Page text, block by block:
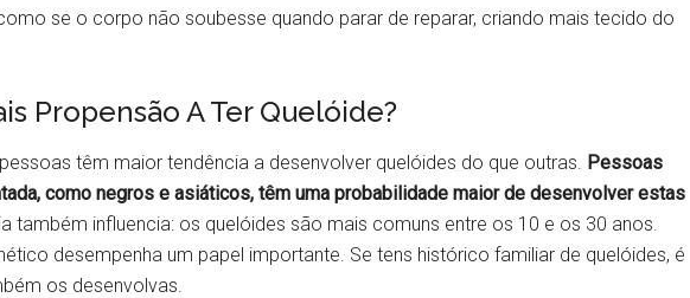
se o corpo não soubesse quando parar de reparar, criando mais tecido do
Propensão A Ter Quelóide?
têm maior tendência a desenvolver quelóides do que outras. Pessoas
como negros e asiáticos, têm uma probabilidade maior de desenvolver estas
também influencia: os quelóides são mais comuns entre os 10 e os 30 anos.
desempenha um papel importante. Se tens histórico familiar de quelóides, é
os desenvolvas.